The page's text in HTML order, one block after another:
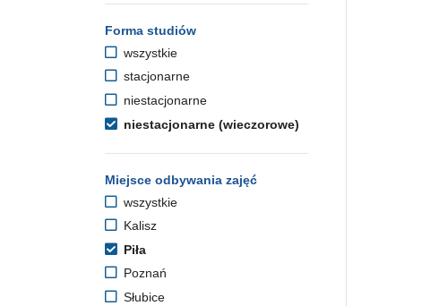
Forma studiów
wszystkie
stacjonarne
niestacjonarne
niestacjonarne (wieczorowe)
Miejsce odbywania zajęć
wszystkie
Kalisz
Piła
Poznań
Słubice